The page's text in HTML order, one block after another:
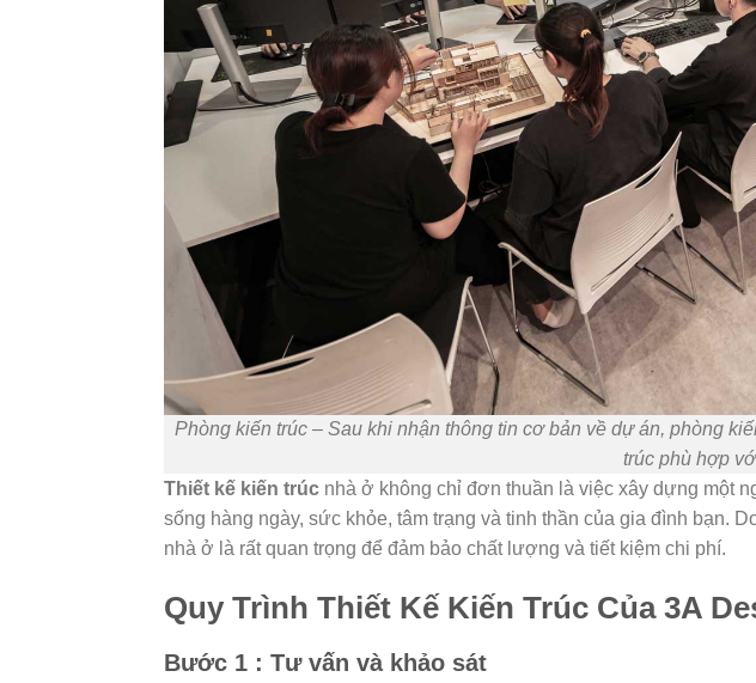
Phòng kiến trúc – Sau khi nhận thông tin cơ bản về dự án, phòng
trúc phù hợp
Thiết kế kiến trúc nhà ở không chỉ đơn thuần là việc xây dựng một
sống hàng ngày, sức khỏe, tâm trạng và tinh thần của gia đình bạn.
nhà ở là rất quan trọng để đảm bảo chất lượng và tiết kiệm chi phí.
Quy Trình Thiết Kế Kiến Trúc Của 3A
Bước 1 : Tư vấn và khảo sát